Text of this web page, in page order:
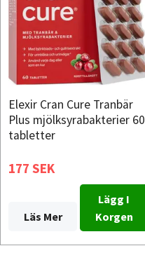
Elexir Cran Cure Tranbär
Plus mjölksyrabakterier 60
tabletter
177 SEK
Läs Mer
Lägg I
Korgen